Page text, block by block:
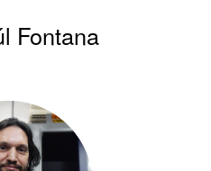
Fontana